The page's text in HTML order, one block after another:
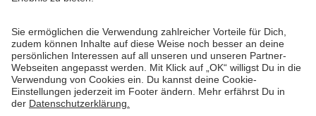
Erklärung zur Barrierefreiheit
Medienportal
Datenschutz
Haftungsausschluss
VELTINS-Arena
Knappenschmiede
ERWIN buchen